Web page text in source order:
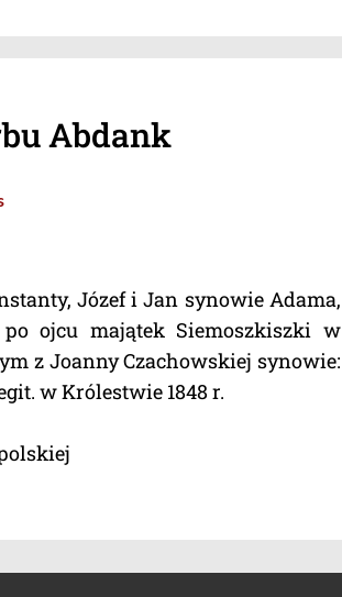
Abdank
Józef i Jan synowie Adama,
ojcu majątek Siemoszkiszki w
z Joanny Czachowskiej synowie:
w Królestwie 1848 r.